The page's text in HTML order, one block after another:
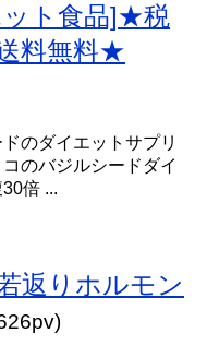
ット食品]★税
料無料★
のダイエットサプリ
のバジルシードダイ
倍 ...
返りホルモン